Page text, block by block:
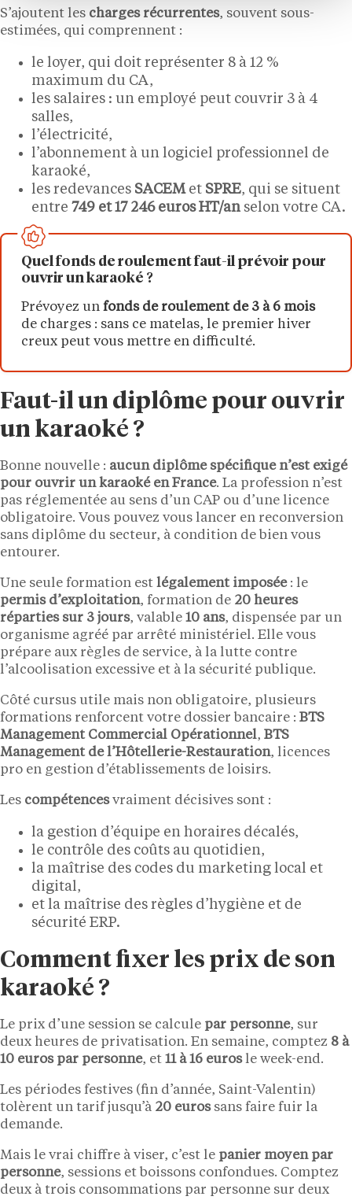
S’ajoutent les charges récurrentes, souvent sous-
estimées, qui comprennent :
le loyer, qui doit représenter 8 à 12 %
maximum du CA,
les salaires : un employé peut couvrir 3 à 4
salles,
l’électricité,
l’abonnement à un logiciel professionnel de
karaoké,
les redevances SACEMet SPRE, qui se situent
entre 749 et 17 246 euros HT/anselon votre CA.
Quel fonds de roulement faut-il prévoir pour
ouvrir un karaoké ?
Prévoyez un fonds de roulement de 3 à 6 mois
de charges : sans ce matelas, le premier hiver
creux peut vous mettre en difficulté.
Faut-il un diplôme pour ouvrir
un karaoké ?
Bonne nouvelle : aucun diplôme spécifique n’est exigé
pour ouvrir un karaoké en France. La profession n’est
pas réglementée au sens d’un CAP ou d’une licence
obligatoire. Vous pouvez vous lancer en reconversion
sans diplôme du secteur, à condition de bien vous
entourer.
Une seule formation est légalement imposée: le
permis d’exploitation, formation de 20 heures
réparties sur 3 jours, valable 10 ans, dispensée par un
organisme agréé par arrêté ministériel. Elle vous
prépare aux règles de service, à la lutte contre
l’alcoolisation excessive et à la sécurité publique.
Côté cursus utile mais non obligatoire, plusieurs
formations renforcent votre dossier bancaire : BTS
Management Commercial Opérationnel, BTS
Management de l’Hôtellerie-Restauration, licences
pro en gestion d’établissements de loisirs.
Les compétencesvraiment décisives sont :
la gestion d’équipe en horaires décalés,
le contrôle des coûts au quotidien,
la maîtrise des codes du marketing local et
digital,
et la maîtrise des règles d’hygiène et de
sécurité ERP.
Comment fixer les prix de son
karaoké ?
Le prix d’une session se calcule par personne, sur
deux heures de privatisation. En semaine, comptez 8 à
10 euros par personne, et 11 à 16 eurosle week-end.
Les périodes festives (fin d’année, Saint-Valentin)
tolèrent un tarif jusqu’à 20 eurossans faire fuir la
demande.
Mais le vrai chiffre à viser, c’est le panier moyen par
personne, sessions et boissons confondues. Comptez
deux à trois consommations par personne sur deux